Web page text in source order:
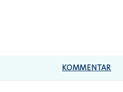
KOMMENTAR